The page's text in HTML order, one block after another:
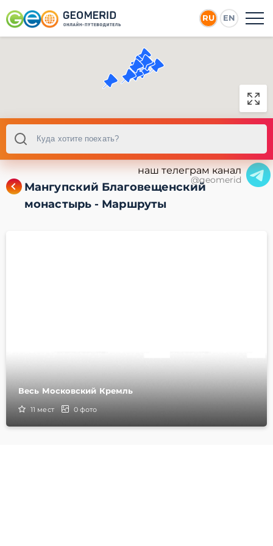
RU EN
наш телеграм канал
@geomerid
Мангупский Благовещенский
монастырь - Маршруты
Весь Московский Кремль
11 мест 0 фото